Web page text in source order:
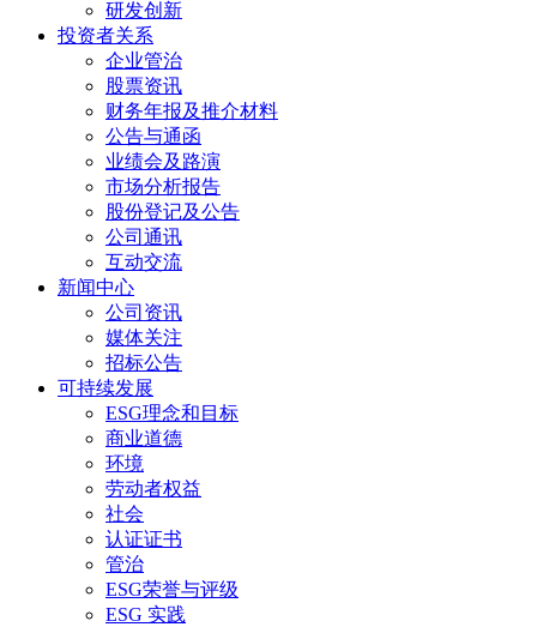
研发创新
投资者关系
企业管治
股票资讯
财务年报及推介材料
公告与通函
业绩会及路演
市场分析报告
股份登记及公告
公司通讯
互动交流
新闻中心
公司资讯
媒体关注
招标公告
可持续发展
ESG理念和目标
商业道德
环境
劳动者权益
社会
认证证书
管治
ESG荣誉与评级
ESG 实践